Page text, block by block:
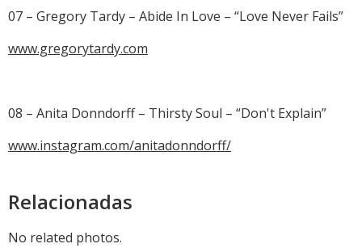
07 – Gregory Tardy – Abide In Love – “Love Never Fails”
www.gregorytardy.com
08 – Anita Donndorff – Thirsty Soul – “Don't Explain”
www.instagram.com/anitadonndorff/
Relacionadas
No related photos.